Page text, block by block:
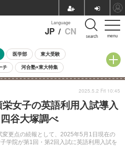
menu
Language
JP / CN search
医学部 東大受験
チ 河合塾×東大特集
中学受験 小学校受験
高校 過去問 人気記事
研究教材（中学生向け）
栄女子の英語利用入試導入
谷大塚調べ
更点の続報として、2025年5月1日現在の
学院が第1回・第2回入試に英語利用入試を
2025.5.2 Fri 10:45